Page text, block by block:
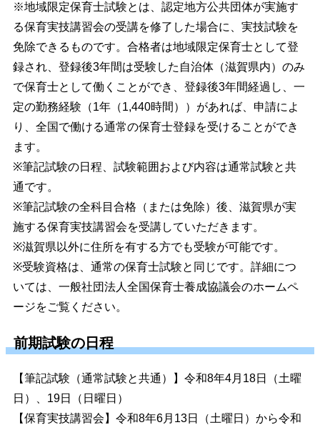
※地域限定保育士試験とは、認定地方公共団体が実施す
る保育実技講習会の受講を修了した場合に、実技試験を
免除できるものです。合格者は地域限定保育士として登
録され、登録後3年間は受験した自治体（滋賀県内）のみ
で保育士として働くことができ、登録後3年間経過し、一
定の勤務経験（1年（1,440時間））があれば、申請によ
り、全国で働ける通常の保育士登録を受けることができ
ます。
※筆記試験の日程、試験範囲および内容は通常試験と共
通です。
※筆記試験の全科目合格（または免除）後、滋賀県が実
施する保育実技講習会を受講していただきます。
※滋賀県以外に住所を有する方でも受験が可能です。
※受験資格は、通常の保育士試験と同じです。詳細につ
いては、一般社団法人全国保育士養成協議会のホームペ
ージをご覧ください。
前期試験の日程
【筆記試験（通常試験と共通）】令和8年4月18日（土曜
日）、19日（日曜日）
【保育実技講習会】令和8年6月13日（土曜日）から令和